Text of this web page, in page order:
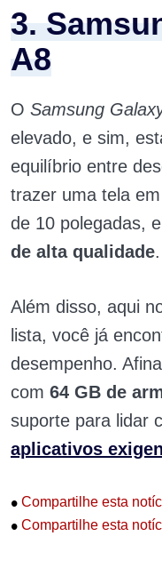
3.
A8
O Samsung
elevado, e sim,
equilíbrio entre
trazer uma tela
de 10 polegadas,
de alta qualidade.
Além disso, aqui
lista, você já
desempenho.
com 64 GB de
suporte para lidar
aplicativos
• Compartilhe esta
• Compartilhe esta